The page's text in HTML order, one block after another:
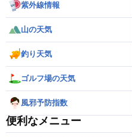
紫外線情報
山の天気
釣り天気
ゴルフ場の天気
風邪予防指数
便利なメニュー